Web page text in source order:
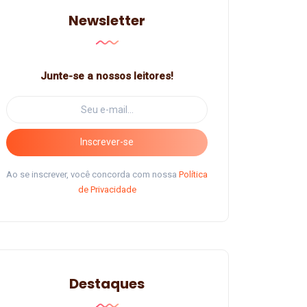
Newsletter
Junte-se a nossos leitores!
Inscrever-se
Ao se inscrever, você concorda com nossa Política
de Privacidade
Destaques